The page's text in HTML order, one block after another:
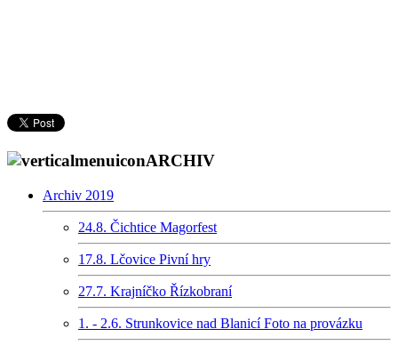
ARCHIV
Archiv 2019
24.8. Čichtice Magorfest
17.8. Lčovice Pivní hry
27.7. Krajníčko Řízkobraní
1. - 2.6. Strunkovice nad Blanicí Foto na provázku